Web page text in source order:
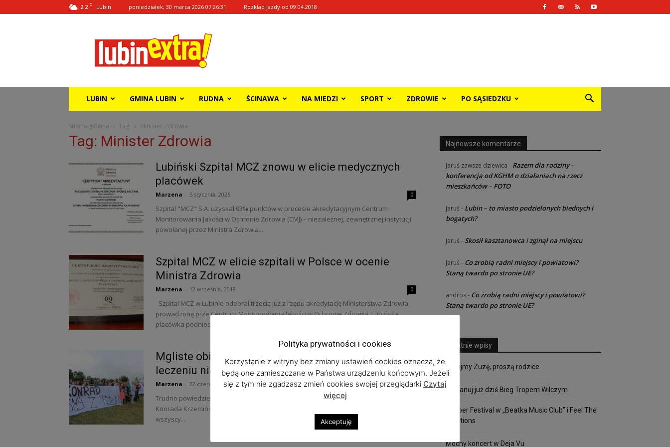
2.2 C Lubin poniedziałek, 30 marca 2026 07:26:31 Rozkład jazdy od 09.04.2018
Extra!
LUBIN GMINA LUBIN RUDNA ŚCINAWA NA MIEDZI SPORT ZDROWIE PO SĄSIEDZKU
Strona główna Tagi Minister Zdrowia
Tag: Minister Zdrowia
Lubiński Szpital MCZ znowu w elicie medycznych
placówek
Marzena 5 stycznia, 2026 0
Szpital "MCZ" S.A. uzyskał 93% punktów w procesie akredytacyjnym Centrum
Monitorowania Jakości w Ochronie Zdrowia (CMJ) – niezależnej, zewnętrznej instytucji
powołanej przez Ministra Zdrowia...
Szpital MCZ w elicie szpitali w Polsce w ocenie
Ministra Zdrowia
Marzena 12 września, 2018 0
Szpital MCZ w Lubinie odebrał trzecią już z rzędu akredytację Ministerstwa Zdrowia
prowadzoną prze Centrum Monitorowania Jakości w Ochronie Zdrowia. Lubińska
placówka podniosła wynik...
Mgliste obietnice NFZ. Dosłownej deklaracji o
leczeniu nie ma.
Marzena 22 czerwca, 2016 0
Trudno powiedzieć czy obietnice sfinansowania leczenia przez NFZ umierającego
Konrada Krzemińskiego z Legnicy są tym, czego oczekiwał 20 - latek, jego rodzina i
wszyscy...
Najnowsze komentarze
Jaruś zawsze dziewica - Razem dla rodziny –
konferencja od KGHM o działaniach na rzecz
mieszkańców – FOTO
Jaruś - Lubin – to miasto podzielonych biednych i
bogatych?
Jaruś - Skosił kasztanowca i zginął na miejscu
Jaruś - Co zrobią radni miejscy i powiatowi?
Staną twardo po stronie UE?
andros- Co zrobią radni miejscy i powiatowi?
Staną twardo po stronie UE?
Ostatnie wpisy
Ratujmy Zuzę, proszą rodzice
Zaplanuj już dziś Bieg Tropem Wilczym
Copper Festival w „Beatka Music Club” i Feel The
Emotions
Mocny koncert w Deja Vu
Polityka prywatności i cookies
Korzystanie z witryny bez zmiany ustawień cookies oznacza, że
będą one zamieszczane w Państwa urządzeniu końcowym. Jeżeli
się z tym nie zgadzasz zmień cookies swojej przeglądarki Czytaj
więcej
Akceptuję